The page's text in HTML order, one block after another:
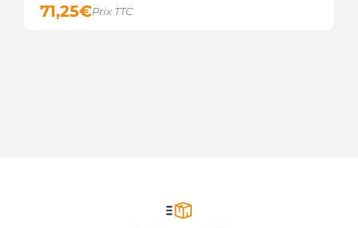
71,25€Prix TTC